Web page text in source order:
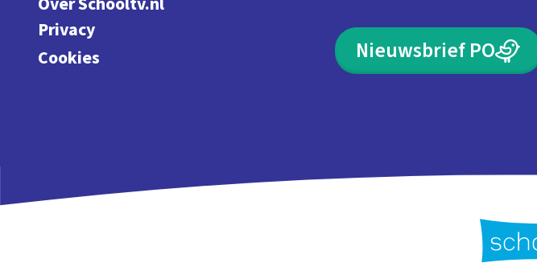
Privacy
Cookies
Nieuwsbrief PO